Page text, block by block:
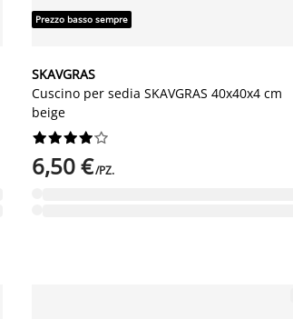
Prezzo basso sempre
SKAVGRAS
Cuscino per sedia SKAVGRAS 40x40x4 cm
beige






6,50 €/PZ.